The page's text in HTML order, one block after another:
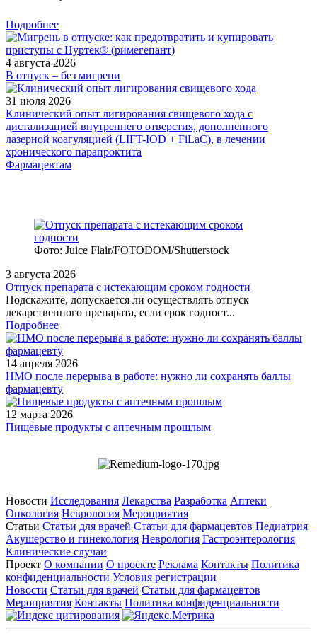
Подробнее
4 августа 2026
В отпуск – без мигрени
31 июля 2026
Клинический опыт лигирования свищевого хода с
дистализацией внутреннего отверстия, дополненного
лазерной коагуляцией (LIFT-IOD + FiLaC), в лечении
хронического парапроктита
Фармацевтам
Фото: Juice Flair/FOTODOM/Shutterstoсk
3 августа 2026
Отпуск препарата с истекающим сроком годности
Подскажите, допускается ли осуществлять отпуск
лекарственного препарата, если срок годност...
Подробнее
14 апреля 2026
НМО после перерыва в работе: нужно ли сохранять баллы
фармацевту
12 марта 2026
Пищевые продукты с аптечным прошлым
Новости Исследования Лекарства Разработка Аптеки
Онкология Неврология Мероприятия
Статьи Статьи для врачей Статьи для фармацевтов Педиатрия
Акушерство и гинекология Неврология Гастроэнтерология
Клинические случаи
Проект О компании О проекте Реклама Контакты Политика
конфиденциальности Условия регистрации
Новости Статьи для врачей Статьи для фармацевтов
Мероприятия Контакты Политика конфиденциальности